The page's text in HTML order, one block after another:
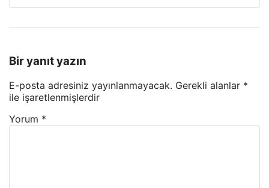
Bir yanıt yazın
E-posta adresiniz yayınlanmayacak. Gerekli alanlar *
ile işaretlenmişlerdir
Yorum *